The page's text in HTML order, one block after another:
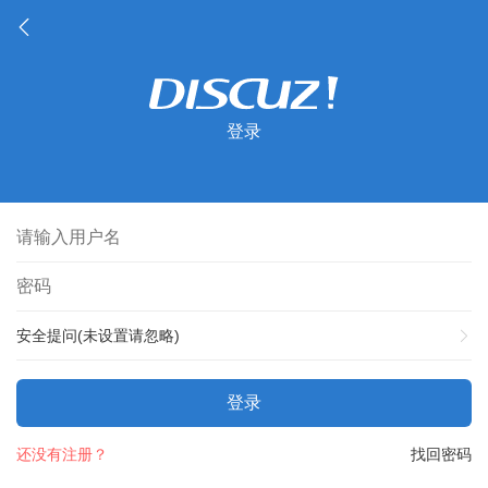
登录
安全提问(未设置请忽略)
登录
找回密码
还没有注册？